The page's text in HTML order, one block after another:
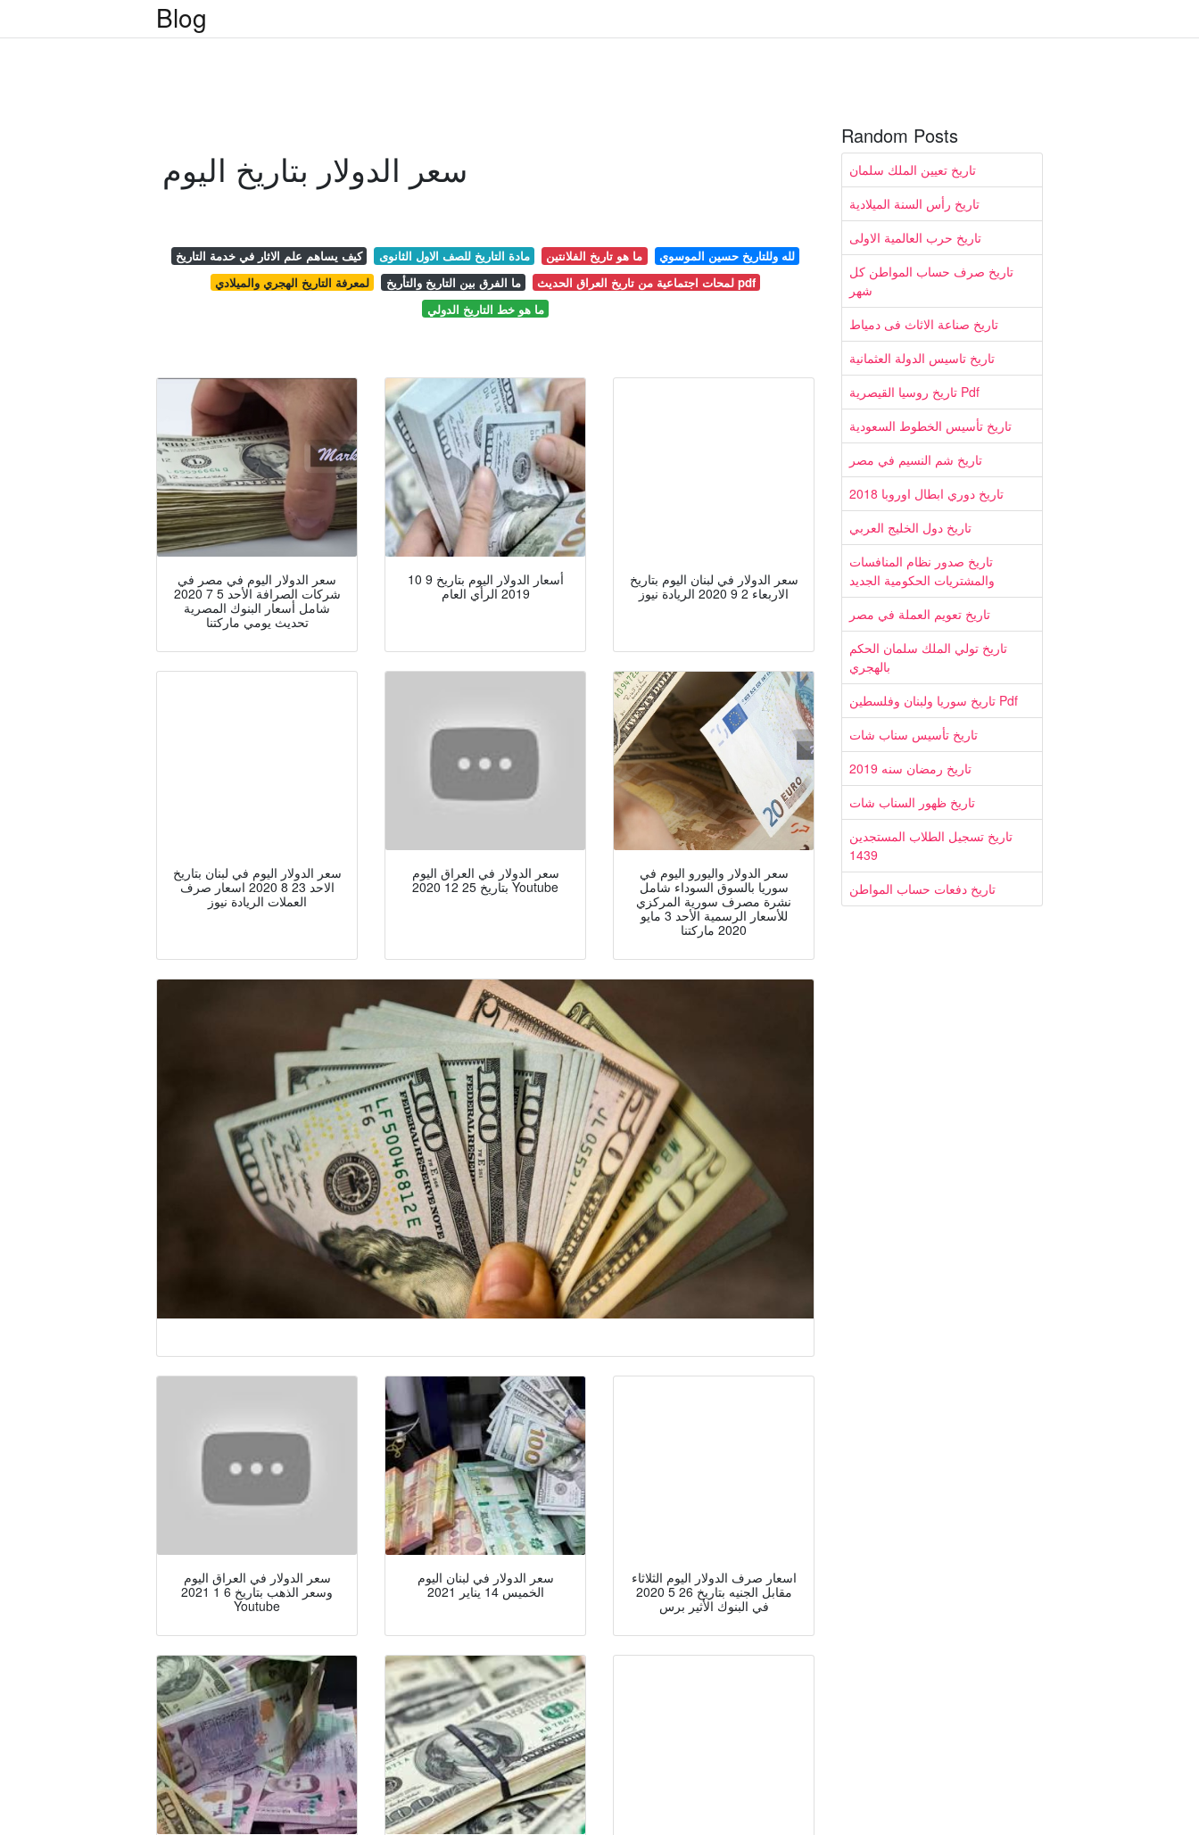
Blog
سعر الدولار بتاريخ اليوم
كيف يساهم علم الاثار في خدمة التاريخ مادة التاريخ للصف الاول الثانوى ما هو تاريخ الفلانتين
لله وللتاريخ حسين الموسوي
لمعرفة التاريخ الهجري والميلادي
ما الفرق بين التاريخ والتأريخ
لمحات اجتماعية من تاريخ العراق الحديث pdf
ما هو خط التاريخ الدولي
سعر الدولار اليوم في مصر في
شركات الصرافة الأحد 5 7 2020
شامل أسعار البنوك المصرية
تحديث يومي ماركتنا
أسعار الدولار اليوم بتاريخ 9 10
2019 الرأي العام
سعر الدولار في لبنان اليوم بتاريخ
الاربعاء 2 9 2020 الريادة نيوز
سعر الدولار اليوم في لبنان بتاريخ
الاحد 23 8 2020 اسعار صرف
العملات الريادة نيوز
سعر الدولار في العراق اليوم
بتاريخ 25 12 2020 Youtube
سعر الدولار واليورو اليوم في
سوريا بالسوق السوداء شامل
نشرة مصرف سورية المركزي
للأسعار الرسمية الأحد 3 مايو
2020 ماركتنا
سعر الدولار في العراق اليوم
وسعر الذهب بتاريخ 6 1 2021
Youtube
سعر الدولار في لبنان اليوم
الخميس 14 يناير 2021
اسعار صرف الدولار اليوم الثلاثاء
مقابل الجنيه بتاريخ 26 5 2020
في البنوك الأثير برس
Random Posts
تاريخ تعيين الملك سلمان
تاريخ رأس السنة الميلادية
تاريخ حرب العالمية الاولى
تاريخ صرف حساب المواطن كل
شهر
تاريخ صناعة الاثاث فى دمياط
تاريخ تاسيس الدولة العثمانية
تاريخ روسيا القيصرية Pdf
تاريخ تأسيس الخطوط السعودية
تاريخ شم النسيم في مصر
تاريخ دوري ابطال اوروبا 2018
تاريخ دول الخليج العربي
تاريخ صدور نظام المنافسات
والمشتريات الحكومية الجديد
تاريخ تعويم العملة في مصر
تاريخ تولي الملك سلمان الحكم
بالهجري
تاريخ سوريا ولبنان وفلسطين Pdf
تاريخ تأسيس سناب شات
تاريخ رمضان سنه 2019
تاريخ ظهور السناب شات
تاريخ تسجيل الطلاب المستجدين
1439
تاريخ دفعات حساب المواطن